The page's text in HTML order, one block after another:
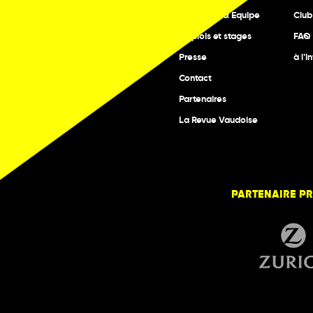
Fondation & Equipe
Emplois et stages
Presse
Contact
Partenaires
La Revue Vaudoise
FAQ
à
PARTENAIRE